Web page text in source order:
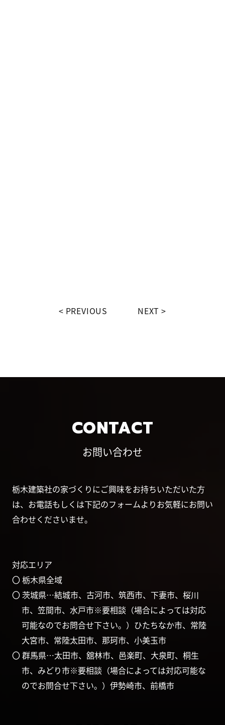
PREVIOUS NEXT
CONTACT
お問い合わせ
栃木建築社の家づくりにご興味をお持ちいただいた方
は、お電話もしくは下記のフォームよりお気軽にお問い
合わせくださいませ。
対応エリア
〇 栃木県全域
〇 茨城県…結城市、古河市、筑西市、下妻市、桜川
市、笠間市、水戸市※要相談（場合によっては対応
可能なのでお問合せ下さい。）ひたちなか市、常陸
大宮市、常陸太田市、那珂市、小美玉市
〇 群馬県…太田市、舘林市、邑楽町、大泉町、桐生
市、みどり市※要相談（場合によっては対応可能な
のでお問合せ下さい。）伊勢崎市、前橋市